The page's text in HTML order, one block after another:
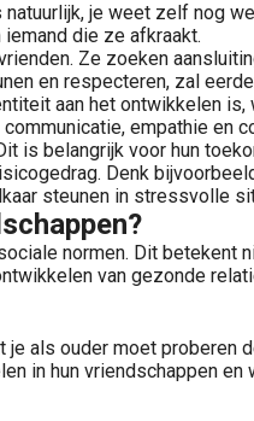
je weet zelf nog
die ze afkraakt.
Ze zoeken
en respecteren, zal
aan het ontwikkelen
empathie
is belangrijk voor hun
Denk
steunen in stressvolle
normen. Dit
van gezonde
als ouder moet
in hun vriendschappen